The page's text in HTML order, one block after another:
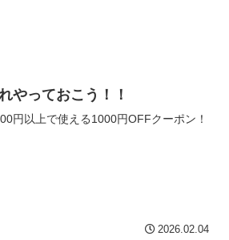
やっておこう！！
円以上で使える1000円OFFクーポン！
2026.02.04